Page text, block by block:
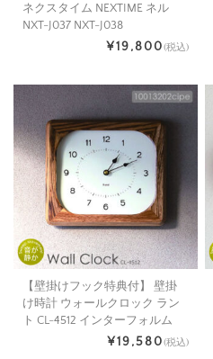
ネクスタイム NEXTIME ネル
NXT-J037 NXT-J038
¥19,800(税込)
【壁掛けフック特典付】 壁掛
け時計 ウォールクロック ラン
ト CL-4512 インターフォルム
¥19,580(税込)